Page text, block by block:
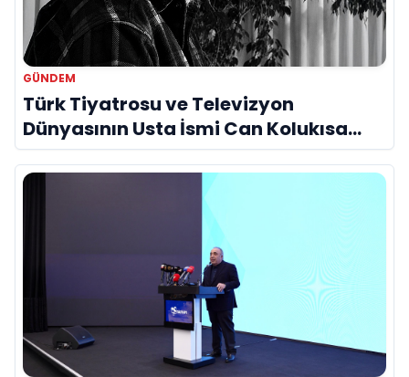
GÜNDEM
Türk Tiyatrosu ve Televizyon
Dünyasının Usta İsmi Can Kolukısa
Hayatını Kaybetti